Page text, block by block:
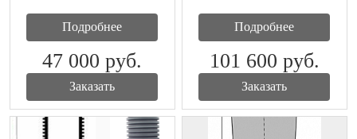
Подробнее
47 000 руб.
Заказать
Подробнее
101 600 руб.
Заказать